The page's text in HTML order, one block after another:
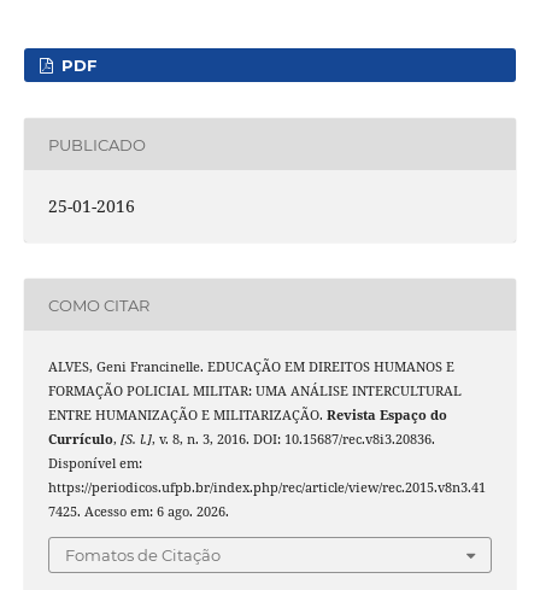
PDF
PUBLICADO
25-01-2016
COMO CITAR
ALVES, Geni Francinelle. EDUCAÇÃO EM DIREITOS HUMANOS E
FORMAÇÃO POLICIAL MILITAR: UMA ANÁLISE INTERCULTURAL
ENTRE HUMANIZAÇÃO E MILITARIZAÇÃO. Revista Espaço do
Currículo, [S. l.], v. 8, n. 3, 2016. DOI: 10.15687/rec.v8i3.20836.
Disponível em:
https://periodicos.ufpb.br/index.php/rec/article/view/rec.2015.v8n3.41
7425. Acesso em: 6 ago. 2026.
Fomatos de Citação